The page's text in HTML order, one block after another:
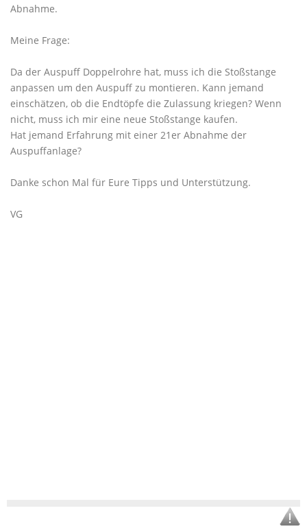
Abnahme.
Meine Frage:
Da der Auspuff Doppelrohre hat, muss ich die Stoßstange
anpassen um den Auspuff zu montieren. Kann jemand
einschätzen, ob die Endtöpfe die Zulassung kriegen? Wenn
nicht, muss ich mir eine neue Stoßstange kaufen.
Hat jemand Erfahrung mit einer 21er Abnahme der
Auspuffanlage?
Danke schon Mal für Eure Tipps und Unterstützung.
VG